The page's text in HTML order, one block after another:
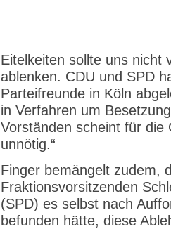
Eitelkeiten sollte uns nicht
ablenken. CDU und SPD
Parteifreunde in Köln
in Verfahren um
Vorständen scheint für die
unnötig.“
Finger bemängelt zudem,
Fraktionsvorsitzenden
(SPD) es selbst nach
befunden hätte, diese